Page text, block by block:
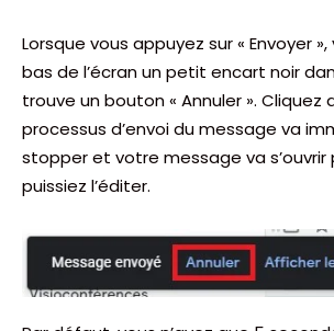
Lorsque vous appuyez sur « Envoyer
bas de l’écran un petit encart noir
trouve un bouton « Annuler ». Cliquez
processus d’envoi du message va
stopper et votre message va s’ouvrir
puissiez l’éditer.